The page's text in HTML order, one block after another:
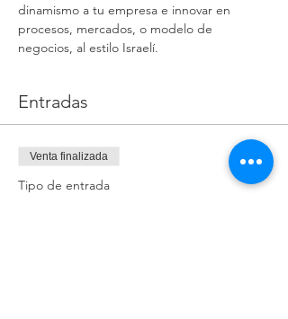
dinamismo a tu empresa e innovar en
procesos, mercados, o modelo de
negocios, al estilo Israelí.
Entradas
Venta finalizada
Tipo de entrada